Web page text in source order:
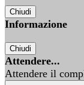
Chiudi
Informazione
Chiudi
Attendere...
Attendere il